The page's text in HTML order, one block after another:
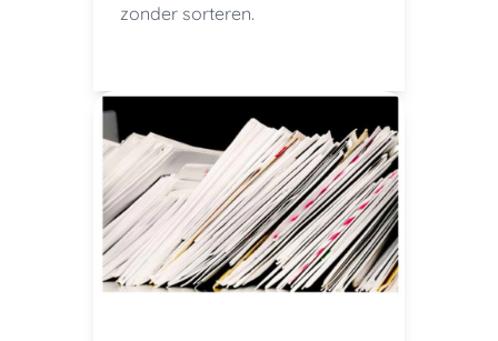
zonder sorteren.